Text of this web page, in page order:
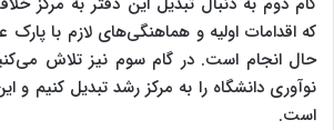
که اقدامات اولیه و هماهنگی‌های لازم با پارک
حال انجام است. در گام سوم نیز تلاش
نوآوری دانشگاه را به مرکز رشد تبدیل کنیم و
است.